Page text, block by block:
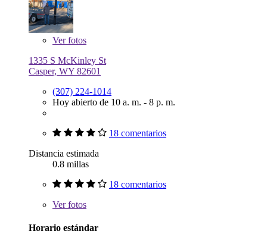
Verfotos
1335 S McKinley St
Casper, WY 82601
(307) 224-1014
Hoy abierto de 10 a. m. - 8 p. m.
18 comentarios
Distancia estimada
0.8 millas
18 comentarios
Verfotos
Horario estándar